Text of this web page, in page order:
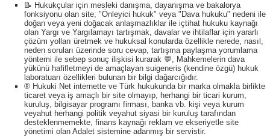
📝 Hukukçular için mesleki danışma, dayanışma ve bakalorya
fonksiyonu olan site; "Önleyici hukuk" veya "Dava hukuku" nedeni ile
doğan veya yeni doğacak anlaşmazlıklar ile içtihat hukuku kaynağı
olan Yargı ve Yargılamayı tartışmak, davalar ve ihtilaflar için yararlı
çözüm yolları üretmek ve hukuksal konularda özellikle nerede, nasıl,
neden soruları üzerinde soru cevap, tartışma paylaşma yorumlama
yöntemi ile sebep sonuç ilişkisi kurarak 💬, Mahkemelerin dava
yükünü hafifletmeyi de amaçlayan suigeneris (kendine özgü) hukuk
laboratuarı özellikleri bulunan bir bilgi dağarcığıdır.
® Hukuki Net internette ve Türk hukukunda bir marka olmakla birlikte
ticaret veya iş amaçlı bir site olmayıp, herhangi bir ticari kurum,
kuruluş, bilgisayar programı firması, banka vb. kişi veya kurum
veyahut herhangi politik veyahut siyasi bir kuruluş tarafından
desteklenmemekte, finans kaynağı reklam ve ekseriyetle site
yönetimi olan Adalet sistemine adanmış bir servistir.